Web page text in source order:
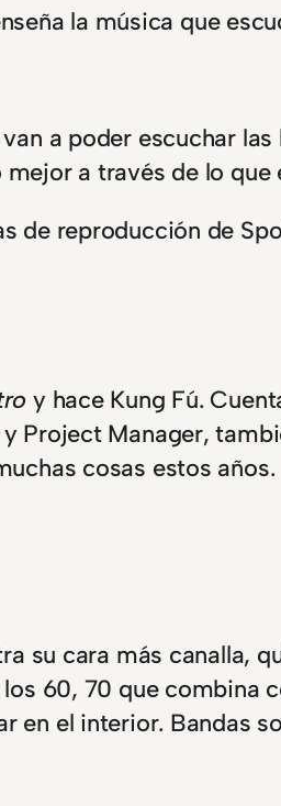
la música que
a poder escuchar
a través de lo que
de reproducción de
y hace Kung Fú.
Project Manager,
cosas estos años.
su cara más canalla,
60, 70 que combina
en el interior. Bandas